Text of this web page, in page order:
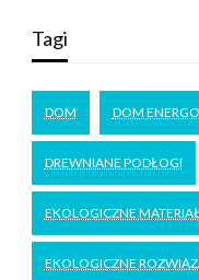
Tagi
DOM DOM
DREWNIANE PODŁOGI
EKOLOGICZNE
EKOLOGICZNE